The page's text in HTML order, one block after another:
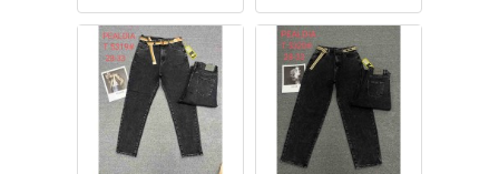
Купить Купить